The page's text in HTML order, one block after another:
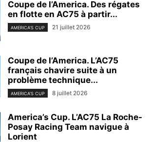
Coupe de l’America. Des régates
en flotte en AC75 à partir...
AMERICA'S CUP 21 juillet 2026
Coupe de l’America. L’AC75
français chavire suite à un
problème technique...
AMERICA'S CUP 8 juillet 2026
America’s Cup. L’AC75 La Roche-
Posay Racing Team navigue à
Lorient